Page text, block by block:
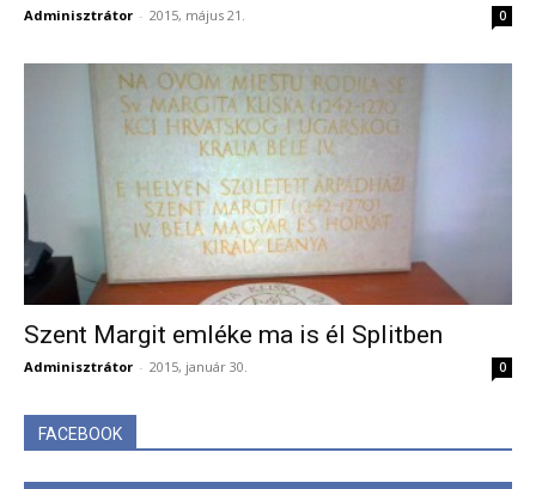
Adminisztrátor - 2015, május 21. 0
Szent Margit emléke ma is él Splitben
Adminisztrátor - 2015, január 30. 0
FACEBOOK